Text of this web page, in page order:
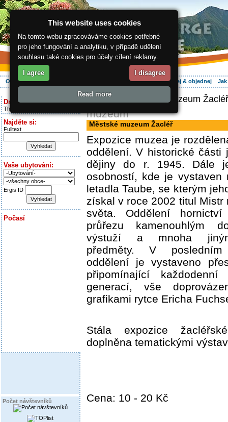
O regionu Aktivně Ubytování Hledej & objednej
Dnes je:
Thursday 6.08.2026
Najděte si:
Fulltext
Vaše ubytování:
Ergis ID
Počasí
Počet návštevníků
ergis.cz > Městské muzeum Žacléř
muzeum
Městské muzeum Žacléř
Expozice muzea je
oddělení. V historické části
dějiny do r. 1945. Dále
osobností, kde je vystaven
letadla Taube, se kterým
získal v roce 2002 titul Mistr
světa. Oddělení
průřezu kamenouhlým
výstuží a mnoha
předměty. V posledním
oddělení je vystaveno
připomínající
generací, vše
grafikami rytce Ericha
Stála expozice
doplněna tematickými
Cena: 10 - 20 Kč
This website uses cookies
Na tomto webu zpracováváme cookies potřebné
pro jeho fungování a analytiku, v případě udělení
souhlasu také cookies pro účely cílení reklamy.
I agree I disagree
Read more